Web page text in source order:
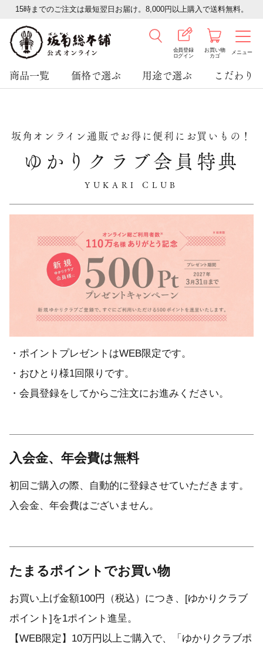
15時までのご注文は最短翌日お届け。8,000円以上購入で送料無料。
会員登録
ログイン
お買い物
カゴ
メニュー
商品一覧 価格で選ぶ 用途で選ぶ こだわり
坂角オンライン通販でお得に便利にお買いもの！
ゆかりクラブ会員特典
YUKARI CLUB
・ポイントプレゼントはWEB限定です。
・おひとり様1回限りです。
・会員登録をしてからご注文にお進みください。
入会金、年会費は無料
初回ご購入の際、自動的に登録させていただきます。
入会金、年会費はございません。
たまるポイントでお買い物
お買い上げ金額100円（税込）につき、[ゆかりクラブ
ポイント]を1ポイント進呈。
【WEB限定】10万円以上ご購入で、「ゆかりクラブポ